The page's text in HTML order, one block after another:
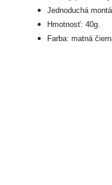
Jednoduchá
Hmotnosť: 40g.
Farba: matná